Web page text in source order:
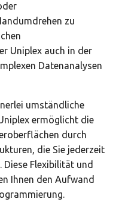
zu
Uniplex auch in der
Datenanalysen
umständliche
ermöglicht die
durch
die Sie jederzeit
Flexibilität und
Ihnen den Aufwand